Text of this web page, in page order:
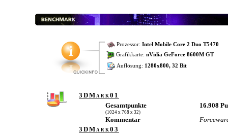
Prozessor: Intel Mobile Core 2 Duo T5470
Grafikkarte: nVidia GeForce 8600M GT
Auflösung: 1280x800, 32 Bit
3DMark01
Gesamtpunkte
(1024 x 768 x 32)
16.908
Kommentar
3DMark03